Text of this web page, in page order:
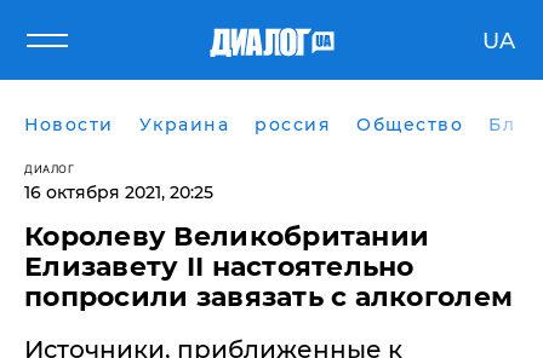
UA
Новости Украина россия Общество
ДИАЛОГ
16 октября 2021, 20:25
Королеву Великобритании
Елизавету II настоятельно
попросили завязать с алкоголем
​Источники, приближенные к